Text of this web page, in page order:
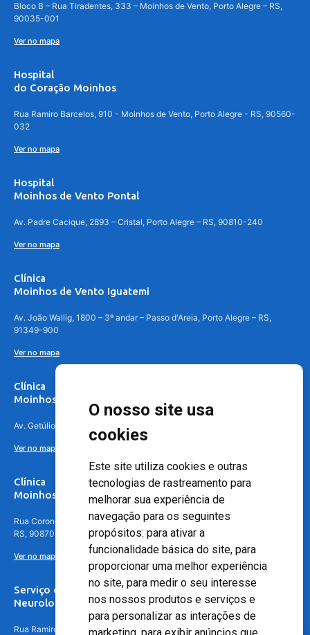
O nosso site usa
cookies
Este site utiliza cookies e outras
tecnologias de rastreamento para
melhorar sua experiência de
navegação para os seguintes
propósitos: para ativar a
funcionalidade básica do site, para
proporcionar uma melhor experiência
no site, para medir o seu interesse
nos nossos produtos e serviços e
para personalizar as interações de
Bloco B – Rua Tiradentes, 333 – Moinhos de Vento, Porto Alegre – RS,
90035-001
Ver no mapa
Hospital
do Coração Moinhos
Rua Ramiro Barcelos, 910 - Moinhos de Vento, Porto Alegre - RS, 90560-
032
Ver no mapa
Hospital
Moinhos de Vento Pontal
Av. Padre Cacique, 2893 – Cristal, Porto Alegre – RS, 90810-240
Ver no mapa
Clínica
Moinhos de Vento Iguatemi
Av. João Wallig, 1800 – 3º andar – Passo d'Areia, Porto Alegre – RS,
91349-900
Ver no mapa
Clínica
Moinhos de Vento Canoas
Av. Getúlio Vargas, 4841 – Centro, Canoas – RS, 92010-010
Ver no mapa
Clínica
Moinhos de Vento - Teresópolis
Rua Coronel Aparício Borges, 250 - 3º andar - Teresópolis, Porto Alegre -
RS, 90870-016
Ver no mapa
Serviço de
Neurologia
Rua Ramiro Barcelos, 630 – 5º andar – Floresta, Porto Alegre – RS,